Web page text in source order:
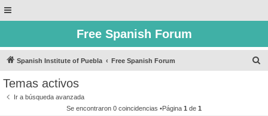
Free Spanish Forum
Spanish Institute of Puebla Free Spanish Forum
Temas activos
Ir a búsqueda avanzada
Se encontraron 0 coincidencias •Página 1 de 1